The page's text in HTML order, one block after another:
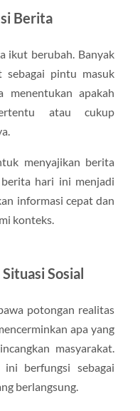
Berita
ikut berubah. Banyak
sebagai pintu masuk
menentukan apakah
atau cukup
menyajikan berita
hari ini menjadi
informasi cepat dan
konteks.
Sosial
potongan realitas
apa yang
masyarakat.
berfungsi sebagai
berlangsung.